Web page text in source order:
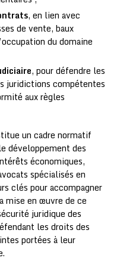
, en lien avec
de vente, baux
du domaine
, pour défendre les
juridictions compétentes
aux règles
un cadre normatif
développement des
économiques,
spécialisés en
clés pour accompagner
mise en œuvre de ce
juridique des
les droits des
portées à leur